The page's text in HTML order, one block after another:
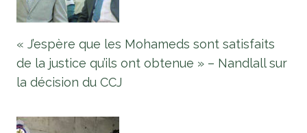
« J’espère que les Mohameds sont satisfaits
de la justice qu’ils ont obtenue » – Nandlall sur
la décision du CCJ